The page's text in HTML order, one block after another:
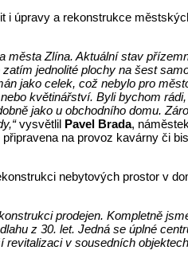
úpravy a rekonstrukce
Zlína. Aktuální stav
jednolité plochy na šest
jako celek, což nebylo pro
květinářství. Byli bychom
jako u obchodního domu.
vysvětlil Pavel Brada,
na provoz kavárny či
nebytových prostor v
prodejen. Kompletně
z 30. let. Jedná se úplné
v sousedních